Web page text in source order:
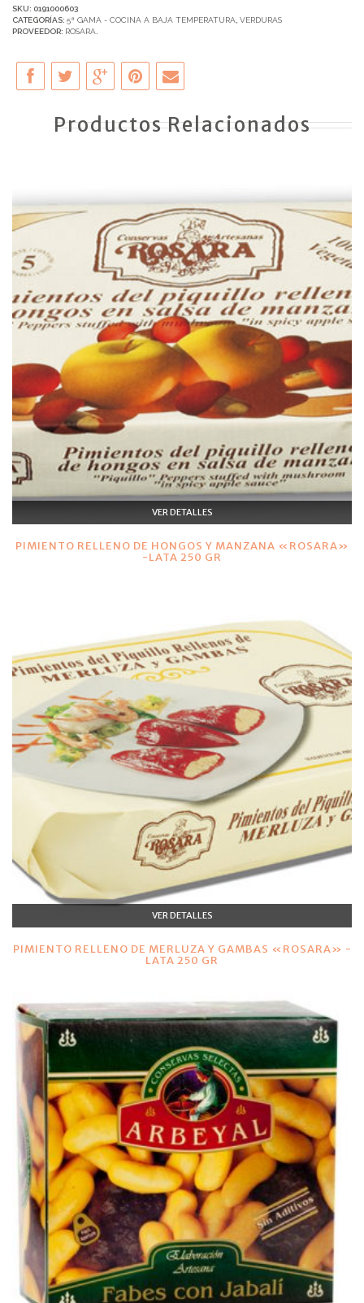
SKU: 0191000603
CATEGORÍAS: 5ª GAMA - COCINA A BAJA TEMPERATURA VERDURAS
PROVEEDOR: ROSARA
Productos Relacionados
VER DETALLES
PIMIENTO RELLENO DE HONGOS Y MANZANA «ROSARA»
-LATA 250 GR
VER DETALLES
PIMIENTO RELLENO DE MERLUZA Y GAMBAS «ROSARA» -
LATA 250 GR